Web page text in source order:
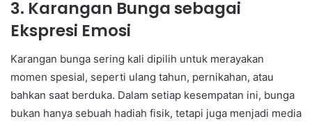
3. Karangan Bunga sebagai
Ekspresi Emosi
Karangan bunga sering kali dipilih untuk merayakan
momen spesial, seperti ulang tahun, pernikahan, atau
bahkan saat berduka. Dalam setiap kesempatan ini, bunga
bukan hanya sebuah hadiah fisik, tetapi juga menjadi media